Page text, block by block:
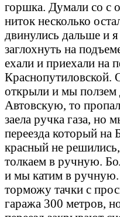
горшка. Думали со с
ниток несколько
двинулись дальше и
заглохнуть на
ехали и приехали на
Краснопутиловской.
открыли и мы ползем
Автовскую, то
заела ручка газа, но
переезда который на
красный не
толкаем в ручную.
и мы катим в ручную.
торможу тачки с
гаража 300 метров,